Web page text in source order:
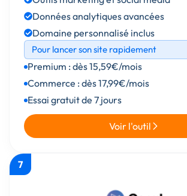
Données analytiques avancées
Domaine personnalisé inclus
Pour lancer son site rapidement
Premium : dès 15,59€/mois
Commerce : dès 17,99€/mois
Essai gratuit de 7 jours
Voir l'outil
7